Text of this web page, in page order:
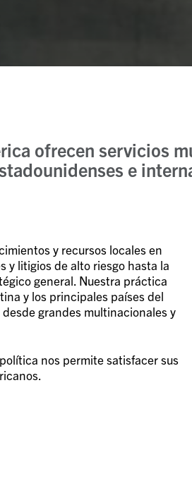
ofrecen servicios
e
y recursos locales en
y litigios de alto riesgo hasta la
general. Nuestra práctica
y los principales países del
grandes multinacionales y
nos permite satisfacer sus